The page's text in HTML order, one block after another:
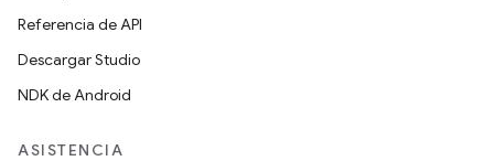
Referencia de API
Descargar Studio
NDK de Android
ASISTENCIA